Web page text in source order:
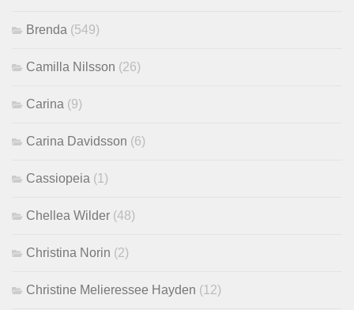
Brenda (549)
Camilla Nilsson (26)
Carina (9)
Carina Davidsson (6)
Cassiopeia (1)
Chellea Wilder (48)
Christina Norin (2)
Christine Melieressee Hayden (12)